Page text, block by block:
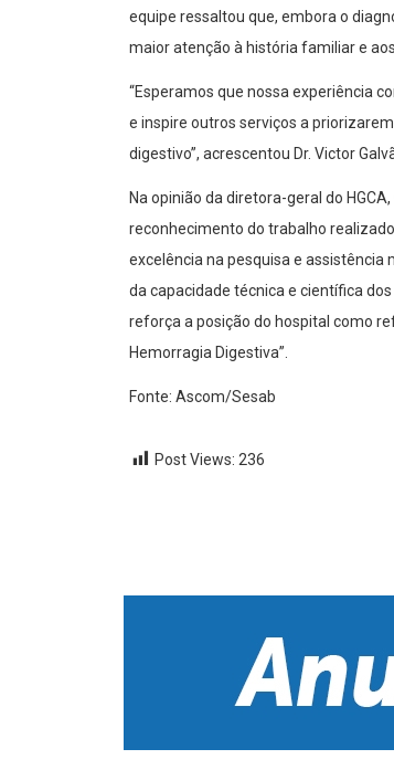
equipe ressaltou que, embora o
maior atenção à história familiar e
“Esperamos que nossa experiência
e inspire outros serviços a
digestivo”, acrescentou Dr. Victor
Na opinião da diretora-geral do
reconhecimento do trabalho
excelência na pesquisa e assistência
da capacidade técnica e científica
reforça a posição do hospital como
Hemorragia Digestiva”.
Fonte: Ascom/Sesab
Post Views: 236